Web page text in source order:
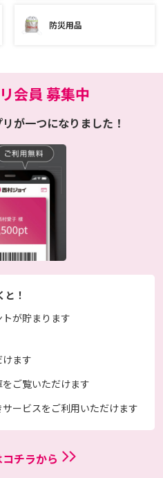
防災用品
会員 募集中
が一つになりました！
と！
が貯まります
ます
ご覧いただけます
ービスをご利用いただけます
チラから